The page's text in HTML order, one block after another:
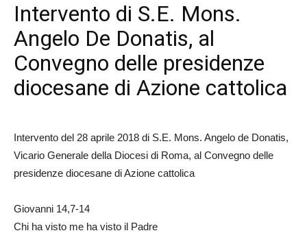
Intervento di S.E. Mons.
Angelo De Donatis, al
Convegno delle presidenze
diocesane di Azione cattolica
Intervento del 28 aprile 2018 di S.E. Mons. Angelo de Donatis,
Vicario Generale della Diocesi di Roma, al Convegno delle
presidenze diocesane di Azione cattolica
Giovanni 14,7-14
Chi ha visto me ha visto il Padre